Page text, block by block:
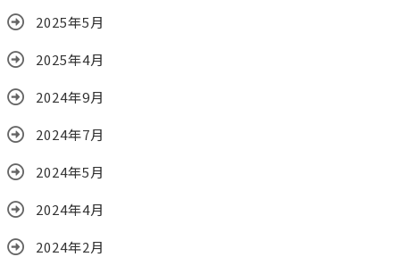
2025年5月
2025年4月
2024年9月
2024年7月
2024年5月
2024年4月
2024年2月